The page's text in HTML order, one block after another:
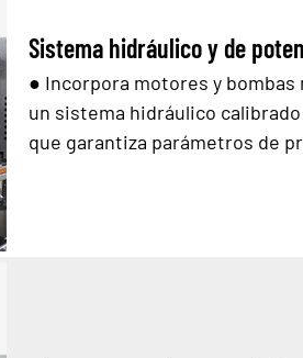
Sistema hidráulico y de
● Incorpora motores y
un sistema hidráulico
que garantiza parámetros de